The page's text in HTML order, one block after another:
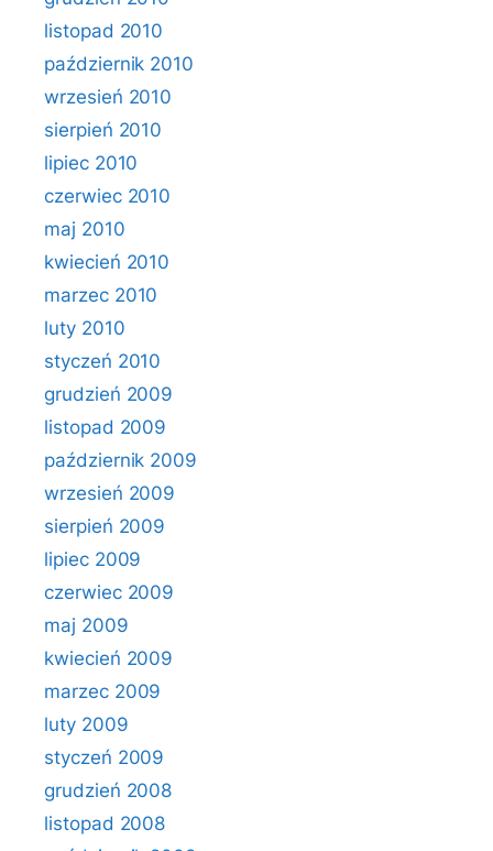
listopad 2010
październik 2010
wrzesień 2010
sierpień 2010
lipiec 2010
czerwiec 2010
maj 2010
kwiecień 2010
marzec 2010
luty 2010
styczeń 2010
grudzień 2009
listopad 2009
październik 2009
wrzesień 2009
sierpień 2009
lipiec 2009
czerwiec 2009
maj 2009
kwiecień 2009
marzec 2009
luty 2009
styczeń 2009
grudzień 2008
listopad 2008